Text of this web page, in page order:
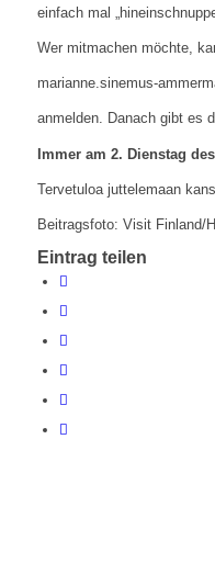
einfach mal
Wer mitmachen möchte,
marianne.sinemus-
anmelden. Danach gibt es
Immer am 2. Dienstag
Tervetuloa juttelemaan
Beitragsfoto: Visit Finland/
Eintrag teilen